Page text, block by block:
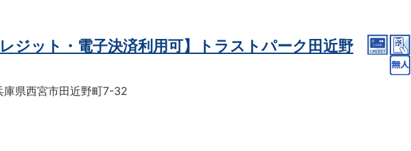
レジット・電子決済利用可】トラストパーク田近野
庫県西宮市田近野町7-32